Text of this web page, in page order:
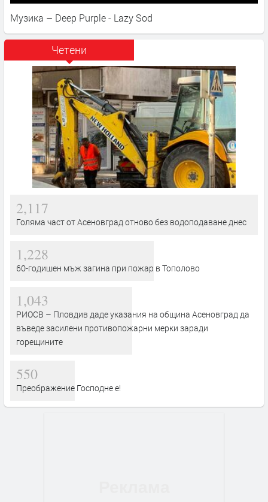
Музика – Deep Purple - Lazy Sod
Четени
2,117
Голяма част от Асеновград отново без водоподаване днес
1,228
60-годишен мъж загина при пожар в Тополово
1,043
РИОСВ – Пловдив даде указания на община Асеновград да
въведе засилени противопожарни мерки заради
горещините
550
Преображение Господне е!